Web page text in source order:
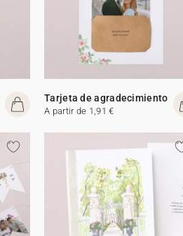
Tarjeta de agradecimiento
A partir de 1,91 €